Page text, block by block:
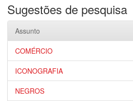
Sugestões de pesquisa
Assunto
COMÉRCIO
ICONOGRAFIA
NEGROS